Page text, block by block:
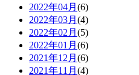
2022年04月 (6)
2022年03月 (4)
2022年02月 (5)
2022年01月 (6)
2021年12月 (6)
2021年11月 (4)